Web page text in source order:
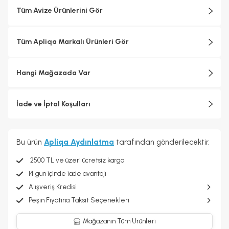
Tüm Avize Ürünlerini Gör
Tüm Apliqa Markalı Ürünleri Gör
Hangi Mağazada Var
İade ve İptal Koşulları
Bu ürün Apliqa Aydınlatma tarafından gönderilecektir.
2500 TL ve üzeri ücretsiz kargo
14 gün içinde iade avantajı
Alışveriş Kredisi
Peşin Fiyatına Taksit Seçenekleri
Mağazanın Tüm Ürünleri